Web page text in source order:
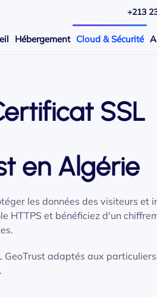
+213
Hébergement Cloud & Sécurité
SSL
en Algérie
les données des visiteurs et
HTTPS et bénéficiez d'un
adaptés aux